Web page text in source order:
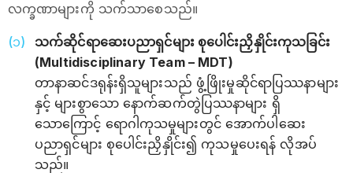
လက္ခဏာများကို သက်သာစေသည်။
သက်ဆိုင်ရာဆေးပညာရှင်များ စုပေါင်းညှိနှိုင်းကုသခြင်း
(Multidisciplinary Team – MDT)
တာနာဆင်ဒရုန်းရှိသူများသည် ဖွံ့ဖြိုးမှုဆိုင်ရာပြဿနာများ
နှင့် များစွာသော နောက်ဆက်တွဲပြဿနာများ ရှိ
သောကြောင့် ရောဂါကုသမှုများတွင် အောက်ပါဆေး
ပညာရှင်များ စုပေါင်းညှိနှိုင်း၍ ကုသမှုပေးရန် လိုအပ်
သည်။